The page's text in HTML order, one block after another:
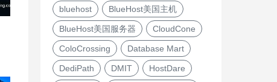
bluehost BlueHost美国主机
BlueHost美国服务器 CloudCone
ColoCrossing Database Mart
DediPath DMIT HostDare